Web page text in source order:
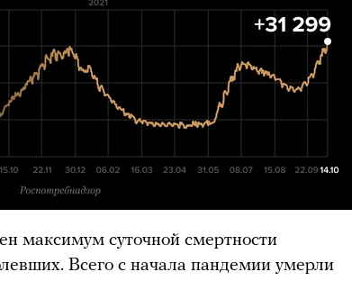
максимум суточной смертности
Всего с начала пандемии умерли